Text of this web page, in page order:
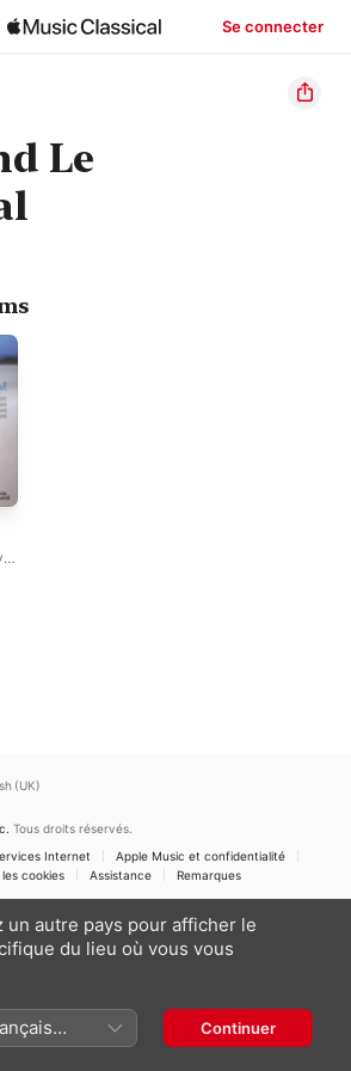
Se connecter
Le
(UK)
Tous droits réservés.
Internet
Apple Music et confidentialité
cookies
Assistance Remarques
un autre pays pour afficher le
du lieu où vous vous
Continuer